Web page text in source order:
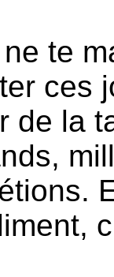
ne te
ces
de la